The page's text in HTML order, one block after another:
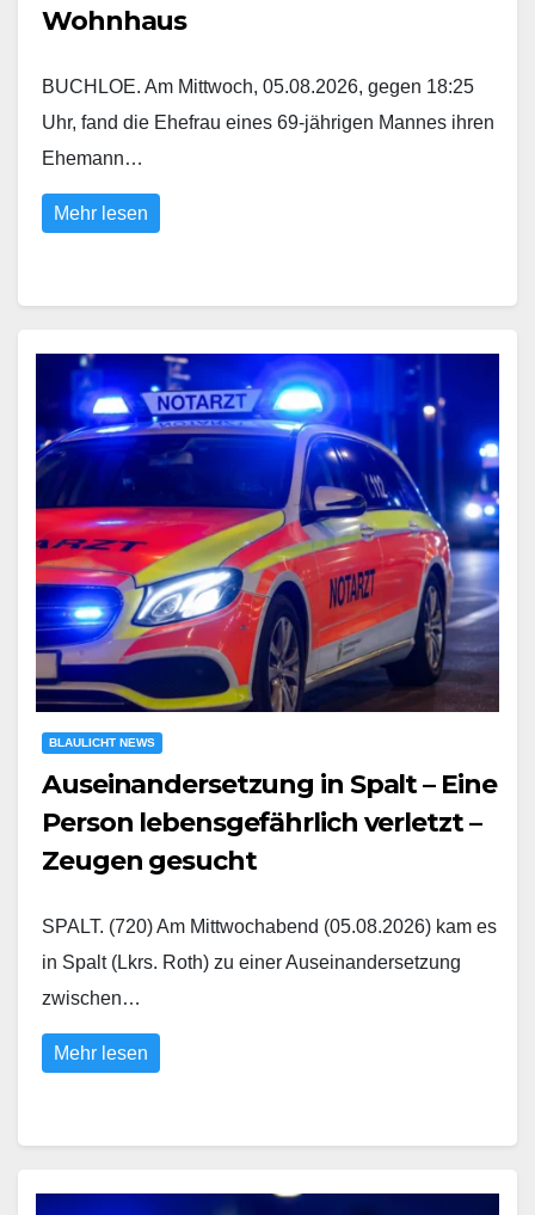
Wohnhaus
BUCHLOE. Am Mittwoch, 05.08.2026, gegen 18:25
Uhr, fand die Ehefrau eines 69-jährigen Mannes ihren
Ehemann…
Mehr lesen
BLAULICHT NEWS
Auseinandersetzung in Spalt – Eine
Person lebensgefährlich verletzt –
Zeugen gesucht
SPALT. (720) Am Mittwochabend (05.08.2026) kam es
in Spalt (Lkrs. Roth) zu einer Auseinandersetzung
zwischen…
Mehr lesen